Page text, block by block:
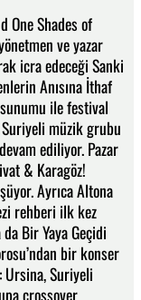
One Shades of
ve yazar
icra edeceği Sanki
Anısına İthaf
ile festival
Suriyeli müzik grubu
& Karagöz!
Ayrıca Altona
rehberi ilk kez
Bir Yaya Geçidi
bir konser
Suriyeli
crossover